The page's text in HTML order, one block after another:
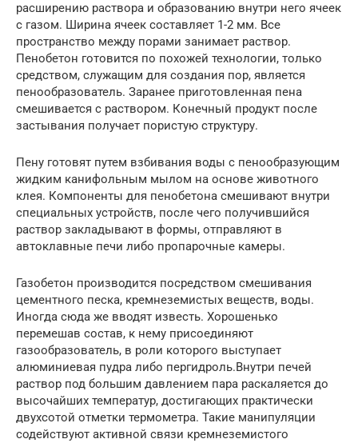
расширению раствора и образованию внутри него ячеек
с газом. Ширина ячеек составляет 1-2 мм. Все
пространство между порами занимает раствор.
Пенобетон готовится по похожей технологии, только
средством, служащим для создания пор, является
пенообразователь. Заранее приготовленная пена
смешивается с раствором. Конечный продукт после
застывания получает пористую структуру.
Пену готовят путем взбивания воды с пенообразующим
жидким канифольным мылом на основе животного
клея. Компоненты для пенобетона смешивают внутри
специальных устройств, после чего получившийся
раствор закладывают в формы, отправляют в
автоклавные печи либо пропарочные камеры.
Газобетон производится посредством смешивания
цементного песка, кремнеземистых веществ, воды.
Иногда сюда же вводят известь. Хорошенько
перемешав состав, к нему присоединяют
газообразователь, в роли которого выступает
алюминиевая пудра либо пергидроль.Внутри печей
раствор под большим давлением пара раскаляется до
высочайших температур, достигающих практически
двухсотой отметки термометра. Такие манипуляции
содействуют активной связи кремнеземистого